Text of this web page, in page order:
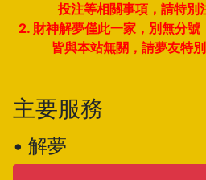
投注等相關事項，請特別
2. 財神解夢僅此一家，別無分
皆與本站無關，請夢友特
主要服務
• 解夢